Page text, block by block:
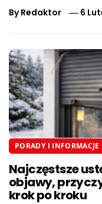
ByRedaktor 6
PORADY I INFORMACJE
Najczęstsze
objawy,
krok po kroku